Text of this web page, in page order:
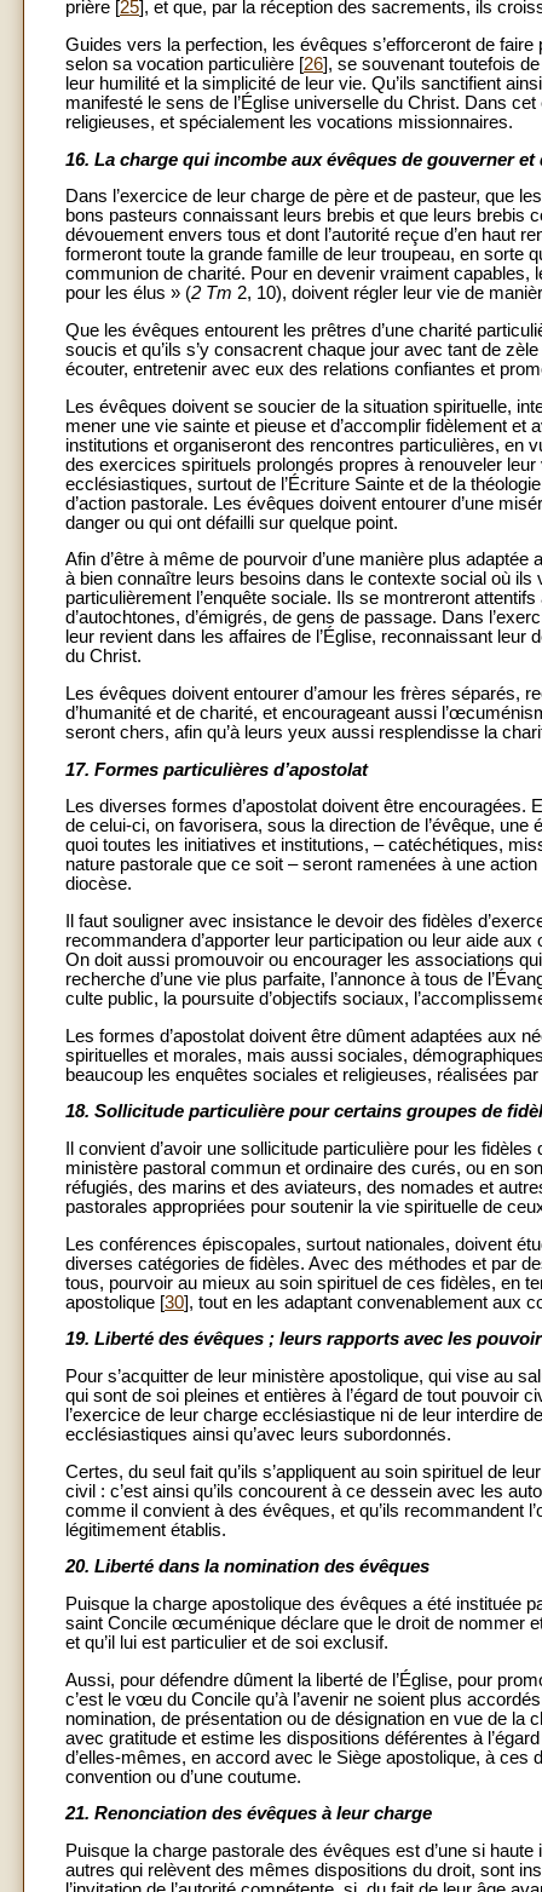
prière [25], et que, par la réception des sacrements, ils
Guides vers la perfection, les évêques s’efforceront de
selon sa vocation particulière [26], se souvenant toutefois
leur humilité et la simplicité de leur vie. Qu’ils sanctifient
manifesté le sens de l’Église universelle du Christ. Dans
religieuses, et spécialement les vocations missionnaires.
16. La charge qui incombe aux évêques de gouverner et
Dans l’exercice de leur charge de père et de pasteur, que
bons pasteurs connaissant leurs brebis et que leurs brebis
dévouement envers tous et dont l’autorité reçue d’en haut
formeront toute la grande famille de leur troupeau, en sorte
communion de charité. Pour en devenir vraiment
pour les élus » (2 Tm 2, 10), doivent régler leur vie de
Que les évêques entourent les prêtres d’une charité
soucis et qu’ils s’y consacrent chaque jour avec tant de
écouter, entretenir avec eux des relations confiantes et
Les évêques doivent se soucier de la situation spirituelle,
mener une vie sainte et pieuse et d’accomplir fidèlement
institutions et organiseront des rencontres particulières, en
des exercices spirituels prolongés propres à renouveler
ecclésiastiques, surtout de l’Écriture Sainte et de la
d’action pastorale. Les évêques doivent entourer d’une
danger ou qui ont défailli sur quelque point.
Afin d’être à même de pourvoir d’une manière plus
à bien connaître leurs besoins dans le contexte social où
particulièrement l’enquête sociale. Ils se montreront
d’autochtones, d’émigrés, de gens de passage. Dans
leur revient dans les affaires de l’Église, reconnaissant
du Christ.
Les évêques doivent entourer d’amour les frères séparés,
d’humanité et de charité, et encourageant aussi
seront chers, afin qu’à leurs yeux aussi resplendisse la
17. Formes particulières d’apostolat
Les diverses formes d’apostolat doivent être encouragées.
de celui-ci, on favorisera, sous la direction de l’évêque,
quoi toutes les initiatives et institutions, – catéchétiques,
nature pastorale que ce soit – seront ramenées à une
diocèse.
Il faut souligner avec insistance le devoir des fidèles
recommandera d’apporter leur participation ou leur aide
On doit aussi promouvoir ou encourager les associations
recherche d’une vie plus parfaite, l’annonce à tous de
culte public, la poursuite d’objectifs sociaux,
Les formes d’apostolat doivent être dûment adaptées aux
spirituelles et morales, mais aussi sociales,
beaucoup les enquêtes sociales et religieuses, réalisées
18. Sollicitude particulière pour certains groupes de
Il convient d’avoir une sollicitude particulière pour les
ministère pastoral commun et ordinaire des curés, ou en
réfugiés, des marins et des aviateurs, des nomades et
pastorales appropriées pour soutenir la vie spirituelle de
Les conférences épiscopales, surtout nationales, doivent
diverses catégories de fidèles. Avec des méthodes et par
tous, pourvoir au mieux au soin spirituel de ces fidèles, en
apostolique [30], tout en les adaptant convenablement aux
19. Liberté des évêques ; leurs rapports avec les
Pour s’acquitter de leur ministère apostolique, qui vise au
qui sont de soi pleines et entières à l’égard de tout pouvoir
l’exercice de leur charge ecclésiastique ni de leur interdire
ecclésiastiques ainsi qu’avec leurs subordonnés.
Certes, du seul fait qu’ils s’appliquent au soin spirituel de
civil : c’est ainsi qu’ils concourent à ce dessein avec les
comme il convient à des évêques, et qu’ils recommandent
légitimement établis.
20. Liberté dans la nomination des évêques
Puisque la charge apostolique des évêques a été instituée
saint Concile œcuménique déclare que le droit de nommer
et qu’il lui est particulier et de soi exclusif.
Aussi, pour défendre dûment la liberté de l’Église, pour
c’est le vœu du Concile qu’à l’avenir ne soient plus
nomination, de présentation ou de désignation en vue de
avec gratitude et estime les dispositions déférentes à
d’elles-mêmes, en accord avec le Siège apostolique, à ces
convention ou d’une coutume.
21. Renonciation des évêques à leur charge
Puisque la charge pastorale des évêques est d’une si
autres qui relèvent des mêmes dispositions du droit, sont